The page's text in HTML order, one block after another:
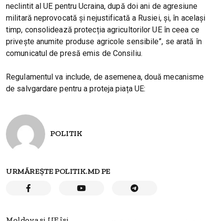
neclintit al UE pentru Ucraina, după doi ani de agresiune
militară neprovocată și nejustificată a Rusiei, și, în același
timp, consolidează protecția agricultorilor UE în ceea ce
privește anumite produse agricole sensibile”, se arată în
comunicatul de presă emis de Consiliu.
Regulamentul va include, de asemenea, două mecanisme
de salvgardare pentru a proteja piața UE:
POLITIK
URMĂREȘTE POLITIK.MD PE